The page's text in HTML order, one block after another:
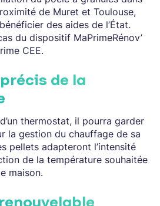
de Muret et Toulouse,
des aides de l’État.
du dispositif MaPrimeRénov’
CEE.
de la
thermostat, il pourra garder
la gestion du chauffage de sa
pellets adapteront l’intensité
de la température souhaitée
maison.